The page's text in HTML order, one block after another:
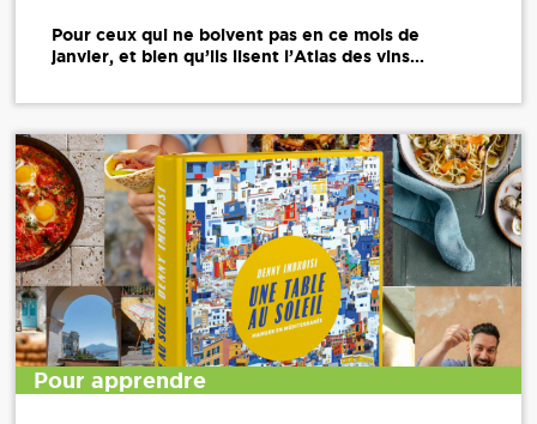
Pour ceux qui ne boivent pas en ce mois de
janvier, et bien qu’ils lisent l’Atlas des vins...
Pour apprendre